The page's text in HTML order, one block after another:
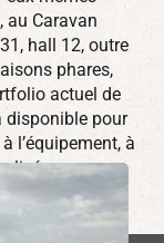
au Caravan
hall 12, outre
phares,
actuel de
disponible pour
l’équipement, à